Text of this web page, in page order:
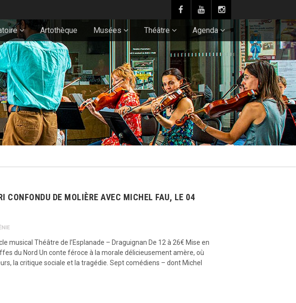
Artothèque Musées Théâtre Agenda
CONFONDU DE MOLIÈRE AVEC MICHEL FAU, LE 04
musical Théâtre de l’Esplanade – Draguignan De 12 à 26€ Mise en
du Nord Un conte féroce à la morale délicieusement amère, où
la critique sociale et la tragédie. Sept comédiens – dont Michel